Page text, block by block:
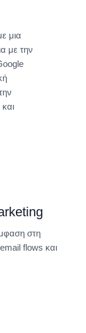
μια
με την
στη
flows και